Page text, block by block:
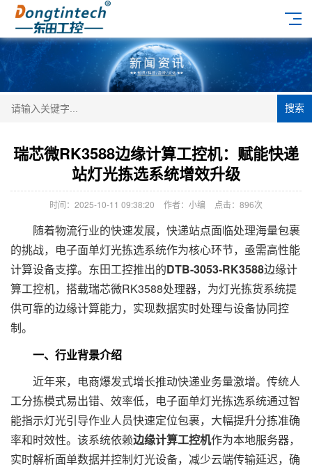
搜索
瑞芯微RK3588边缘计算工控机：赋能快递
站灯光拣选系统增效升级
时间：2025-10-11 09:38:20 作者：小编 点击： 896次
随着物流行业的快速发展，快递站点面临处理海量包裹
的挑战，电子面单灯光拣选系统作为核心环节，亟需高性能
计算设备支撑。东田工控推出的DTB-3053-RK3588边缘计
算工控机，搭载瑞芯微RK3588处理器，为灯光拣货系统提
供可靠的边缘计算能力，实现数据实时处理与设备协同控
制。
一、行业背景介绍
近年来，电商爆发式增长推动快递业务量激增。传统人
工分拣模式易出错、效率低，电子面单灯光拣选系统通过智
能指示灯光引导作业人员快速定位包裹，大幅提升分拣准确
率和时效性。该系统依赖边缘计算工控机作为本地服务器，
实时解析面单数据并控制灯光设备，减少云端传输延迟，确